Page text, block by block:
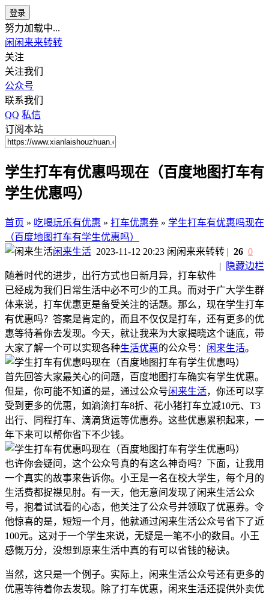
登录
努力加载中...
闲闲来来转转
关注
关注我们
公众号
联系我们
QQ 私信
订阅本站
学生打车有优惠吗现在（百度地图打车有
学生优惠吗）
首页 » 吃喝玩乐有优惠 » 打车优惠券 » 学生打车有优惠吗现在
（百度地图打车有学生优惠吗）
闲来生活 2023-11-12 20:23 闲闲来来转转
|
隐藏边栏
| 26 0
随着时代的进步，出行方式也日新月异，打车软件
已经成为我们日常生活中必不可少的工具。而对于广大学生群
体来说，打车优惠更是备受关注的话题。那么，现在学生打车
有优惠吗？答案是肯定的，而且不仅仅是打车，还有更多的优
惠等待着你去发现。今天，就让我来为大家揭晓这个谜底，带
大家了解一个可以实现各种生活优惠的公众号： 闲来生活。
首先回答大家最关心的问题，百度地图打车确实有学生优惠。
但是，你可能不知道的是，通过公众号闲来生活，你还可以享
受到更多的优惠，如滴滴打车8折、花小猪打车立减10元、T3
出行、同程打车、滴滴货运等优惠券。这些优惠累积起来，一
年下来可以帮你省下不少钱。
也许你会疑问，这个公众号真的有这么神奇吗？下面，让我用
一个真实的故事来告诉你。小王是一名在校大学生，每个月的
生活费都捉襟见肘。有一天，他无意间发现了闲来生活公众
号，抱着试试看的心态，他关注了公众号并领取了优惠券。令
他惊喜的是，短短一个月，他就通过闲来生活公众号省下了近
100元。这对于一个学生来说，无疑是一笔不小的数目。小王
感慨万分，没想到原来生活中真的有可以省钱的秘诀。
当然，这只是一个例子。实际上，闲来生活公众号还有更多的
优惠等待着你去发现。除了打车优惠，闲来生活还提供外卖优